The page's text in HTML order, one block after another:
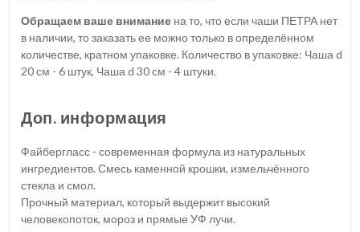
Обращаем ваше внимание на то, что если чаши ПЕТРА нет
в наличии, то заказать ее можно только в определённом
количестве, кратном упаковке. Количество в упаковке: Чаша d
20 см - 6 штук, Чаша d 30 см - 4 штуки.
Доп. информация
Файбергласс - современная формула из натуральных
ингредиентов. Смесь каменной крошки, измельчённого
стекла и смол.
Прочный материал, который выдержит высокий
человекопоток, мороз и прямые УФ лучи.